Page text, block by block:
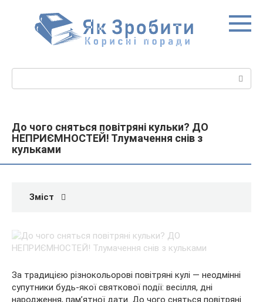
До чого сняться повітряні кульки? ДО
НЕПРИЄМНОСТЕЙ! Тлумачення снів з
кульками
Зміст
За традицією різнокольорові повітряні кулі — неодмінні
супутники будь-якої святкової події: весілля, дні
народження, пам’ятної дати. До чого сняться повітряні